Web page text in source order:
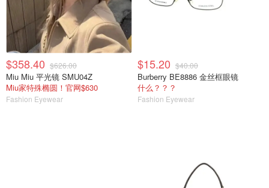
$358.40 $626.00
Miu Miu 平光镜 SMU04Z
Miu家特殊椭圆！官网$630
Fashion Eyewear
$15.20 $40.00
Burberry BE8886 金丝框眼镜
什么？？？
Fashion Eyewear